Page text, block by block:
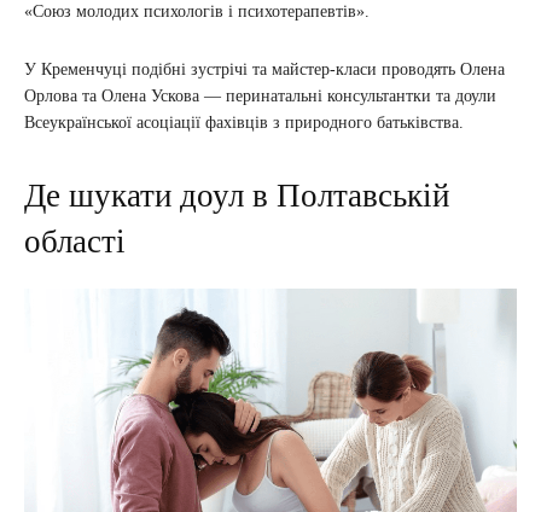
«Союз молодих психологів і психотерапевтів».
У Кременчуці подібні зустрічі та майстер-класи проводять Олена
Орлова та Олена Ускова — перинатальні консультантки та доули
Всеукраїнської асоціації фахівців з природного батьківства.
Де шукати доул в Полтавській
області